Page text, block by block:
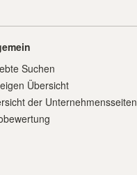
Suchen
Übersicht
der Unternehmensseiten